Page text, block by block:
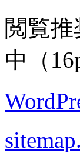
閲覧
中
（